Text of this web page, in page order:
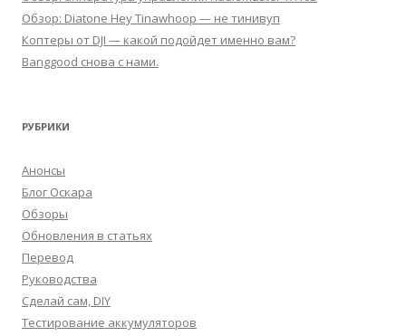
Обзор: Diatone Hey Tinawhoop — не тинивуп
Коптеры от DJI — какой подойдет именно вам?
Banggood снова с нами.
РУБРИКИ
Анонсы
Блог Оскара
Обзоры
Обновления в статьях
Перевод
Руководства
Сделай сам, DIY
Тестирование аккумуляторов